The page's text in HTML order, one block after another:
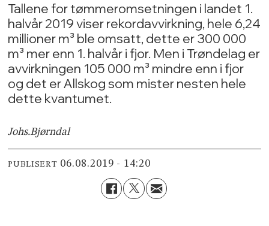
Tallene for tømmeromsetningen i landet 1.
halvår 2019 viser rekordavvirkning, hele 6,24
millioner m³ ble omsatt, dette er 300 000
m³ mer enn 1. halvår i fjor. Men i Trøndelag er
avvirkningen 105 000 m³ mindre enn i fjor
og det er Allskog som mister nesten hele
dette kvantumet.
Johs.Bjørndal
PUBLISERT 06.08.2019 - 14:20